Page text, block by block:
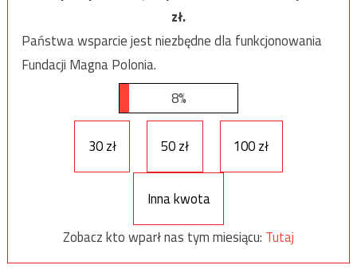
zł.
Państwa wsparcie jest niezbędne dla funkcjonowania
Fundacji Magna Polonia.
8%
30 zł 50 zł 100 zł
Inna kwota
Zobacz kto wparł nas tym miesiącu: Tutaj